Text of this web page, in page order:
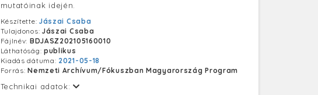
mutatóinak idején.
Készítette: Jászai Csaba
Tulajdonos: Jászai Csaba
Fájlnév: BDJASZ202105160010
Láthatóság: publikus
Kiadás dátuma: 2021-05-18
Forrás:Nemzeti Archívum/Fókuszban Magyarország Program
Technikai adatok: